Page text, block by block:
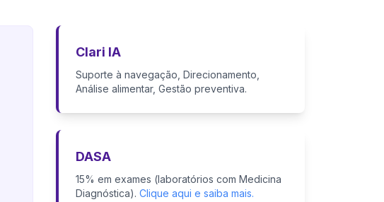
Clari IA
Suporte à navegação, Direcionamento,
Análise alimentar, Gestão preventiva.
DASA
15% em exames (laboratórios com Medicina
Diagnóstica). Clique aqui e saiba mais.